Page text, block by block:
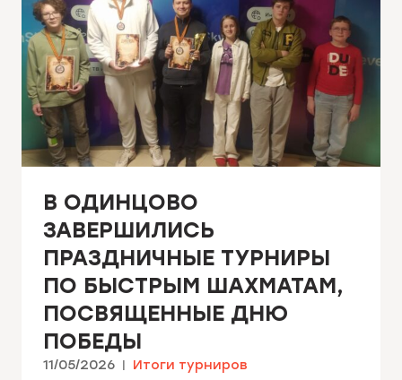
В ОДИНЦОВО
ЗАВЕРШИЛИСЬ
ПРАЗДНИЧНЫЕ ТУРНИРЫ
ПО БЫСТРЫМ ШАХМАТАМ,
ПОСВЯЩЕННЫЕ ДНЮ
ПОБЕДЫ
11/05/2026 Итоги турниров